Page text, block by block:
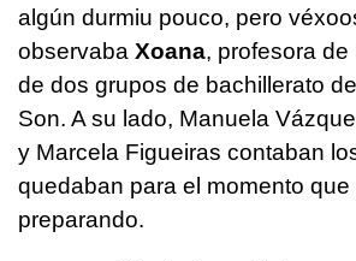
algún durmiu pouco, pero
observaba Xoana, profesora de
de dos grupos de bachillerato
Son. A su lado, Manuela
y Marcela Figueiras contaban
quedaban para el momento
preparando.